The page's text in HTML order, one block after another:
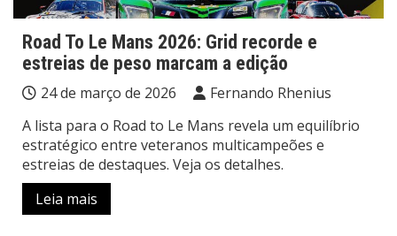
Road To Le Mans 2026: Grid recorde e
estreias de peso marcam a edição
24 de março de 2026
Fernando Rhenius
A lista para o Road to Le Mans revela um equilíbrio
estratégico entre veteranos multicampeões e
estreias de destaques. Veja os detalhes.
Leia mais